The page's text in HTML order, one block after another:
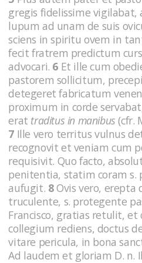
gregis fidelissime vigilabat,
lupum ad unam de suis
sciens in spiritu ovem in
fecit fratrem predictum
advocari. 6 Et ille cum
pastorem sollicitum,
detegeret fabricatum
proximum in corde
erat traditus in manibus(cfr.
7 Ille vero territus vulnus
recognovit et veniam cum
requisivit. Quo facto,
penitentia, statim coram s.
aufugit. 8Ovis vero, erepta
truculente, s. protegente
Francisco, gratias retulit, et
collegium rediens, doctus
vitare pericula, in bona
Ad laudem et gloriam D. n.